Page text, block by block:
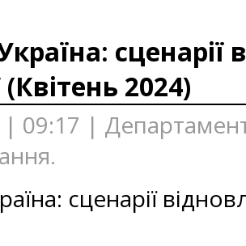
2024)
09:17 |
сценарії